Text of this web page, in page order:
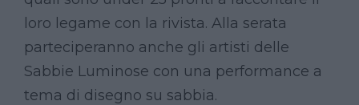
loro legame con la rivista. Alla serata
parteciperanno anche gli artisti delle
Sabbie Luminose con una performance a
tema di disegno su sabbia.